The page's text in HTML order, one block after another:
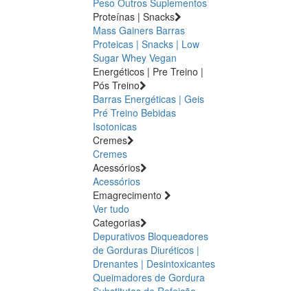
Proteínas | Snacks
Mass Gainers Barras
Proteicas | Snacks | Low
Sugar Whey Vegan
Energéticos | Pre Treino |
Pós Treino
Barras Energéticas | Geis
Pré Treino Bebidas
Isotonicas
Cremes
Cremes
Acessórios
Acessórios
Emagrecimento
Ver tudo
Categorias
Depurativos Bloqueadores
de Gorduras Diuréticos |
Drenantes | Desintoxicantes
Queimadores de Gordura